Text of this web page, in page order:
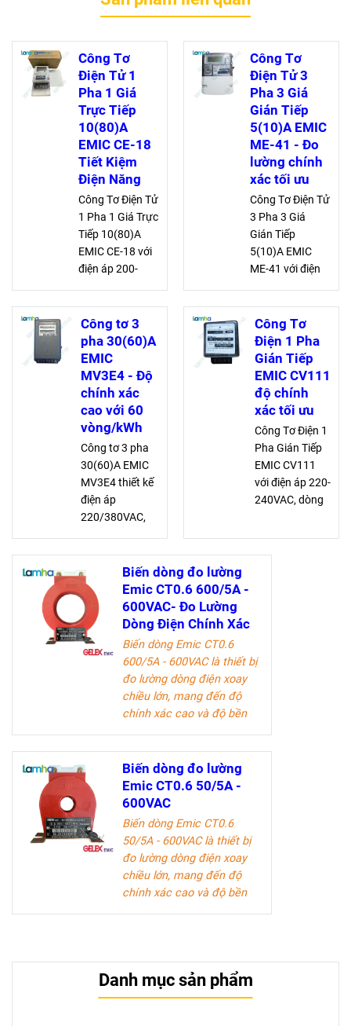
Công Tơ
Điện Tử 1
Pha 1 Giá
Trực Tiếp
10(80)A
EMIC CE-18
Tiết Kiệm
Điện Năng
Công Tơ Điện Tử
1 Pha 1 Giá Trực
Tiếp 10(80)A
EMIC CE-18 với
điện áp 200-
định mức 10A
và quá tải 80A,
đảm bảo độ
chính xác 1.0
(hữu công) và
2.0 (vô công),
tiết kiệm điện
năng
Công Tơ
Điện Tử 3
Pha 3 Giá
Gián Tiếp
5(10)A EMIC
ME-41 - Đo
lường chính
xác tối ưu
Công Tơ Điện Tử
3 Pha 3 Giá
Gián Tiếp
5(10)A EMIC
ME-41 với điện
- 240/415V,
dòng điện 5A,
quá tải 10A. Đạt
cấp chính xác
cao, phù hợp
quản lý năng
lượng điện hiệu
quả
Công tơ 3
pha 30(60)A
EMIC
MV3E4 - Độ
chính xác
cao với 60
vòng/kWh
Công tơ 3 pha
30(60)A EMIC
MV3E4 thiết kế
điện áp
220/380VAC,
định 30A, quá
tải tới 60A. Đảm
bảo cấp chính
xác 2 cho việc
đo lường hiệu
quả, ổn định
Công Tơ
Điện 1 Pha
Gián Tiếp
EMIC CV111
độ chính
xác tối ưu
Công Tơ Điện 1
Pha Gián Tiếp
EMIC CV111
với điện áp 220-
240VAC, dòng
cấp chính xác
Biến dòng đo lường
Emic CT0.6 600/5A -
600VAC- Đo Lường
Dòng Điện Chính Xác
Biến dòng Emic CT0.6
600/5A - 600VAC là thiết bị
đo lường dòng điện xoay
chiều lớn, mang đến độ
chính xác cao và độ bền
tưởng cho các kỹ sư điện
và doanh nghiệp trong
ngành công nghiệp điện.
Biến dòng đo lường
Emic CT0.6 50/5A -
600VAC
Biến dòng Emic CT0.6
50/5A - 600VAC là thiết bị
đo lường dòng điện xoay
chiều lớn, mang đến độ
chính xác cao và độ bền
ngành công nghiệp điện.
Tài liệu kỹ thuật
Danh mục sản phẩm